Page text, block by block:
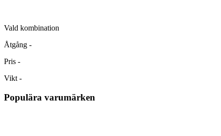
Vald kombination
Åtgång -
Pris -
Vikt -
Populära varumärken